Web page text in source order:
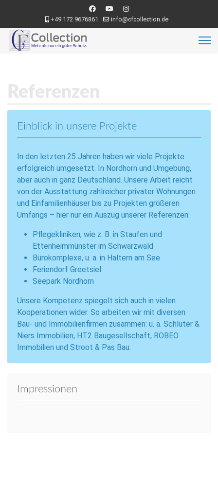
+49 172 9676861 info@cfcollection.de
Referenzen
Einblick in unsere Projekte
In den letzten 25 Jahren haben wir viele Projekte
erfolgreich umgesetzt. In Nordhorn und Umgebung,
aber auch in ganz Deutschland. Unsere Arbeit reicht
von der Ausstattung zahlreicher privater Wohnungen
und Einfamilienhäuser bis zu Projekten größeren
Umfangs – hier nur ein Auszug unserer Referenzen:
Pflegekliniken, wie z. B. in Staufen und
Ettenheimmünster im Schwarzwald
Bürokomplexe, u. a. in Haltern am See
Feriendorf Greetsiel
Seepark Nordhorn
Unsere Kompetenz spiegelt sich auch in vielen
Kooperationen wider. So arbeiten wir mit diversen
Bau- und Immobilienfirmen zusammen: u. a. Schlüter &
Niers Immobilien, HT2 Baugesellschaft, ROBEO
Immobilien und Stroot & Pas Bau.
Impressionen